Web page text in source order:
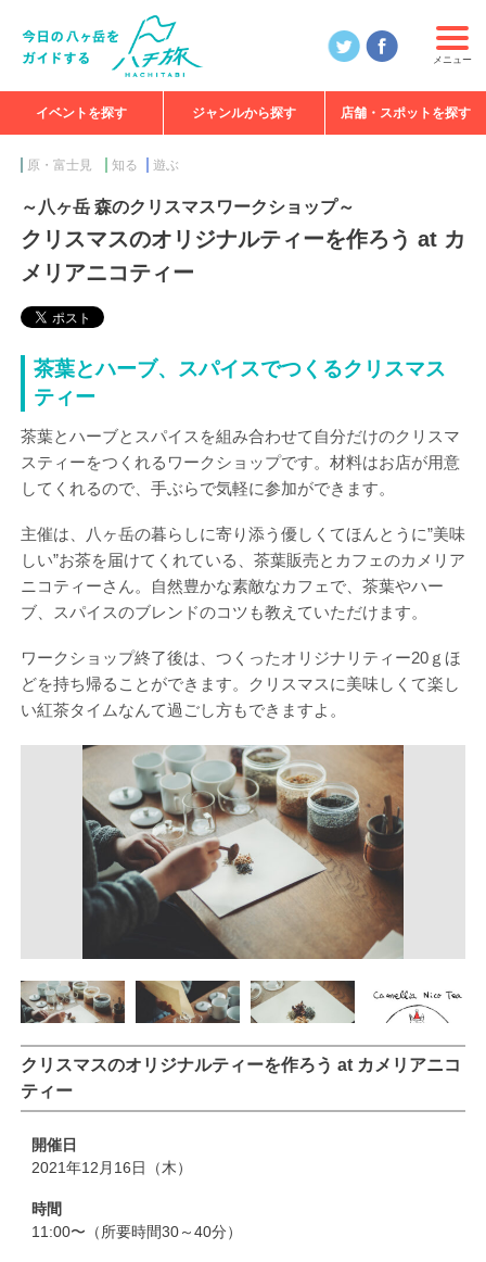
メニュー
イベントを探す ジャンルから探す 店舗・スポットを探す
原・富士見 知る 遊ぶ
～八ヶ岳 森のクリスマスワークショップ～
クリスマスのオリジナルティーを作ろう at カ
メリアニコティー
茶葉とハーブ、スパイスでつくるクリスマス
ティー
茶葉とハーブとスパイスを組み合わせて自分だけのクリスマ
スティーをつくれるワークショップです。材料はお店が用意
してくれるので、手ぶらで気軽に参加ができます。
主催は、八ヶ岳の暮らしに寄り添う優しくてほんとうに”美味
しい”お茶を届けてくれている、茶葉販売とカフェのカメリア
ニコティーさん。自然豊かな素敵なカフェで、茶葉やハー
ブ、スパイスのブレンドのコツも教えていただけます。
ワークショップ終了後は、つくったオリジナリティー20ｇほ
どを持ち帰ることができます。クリスマスに美味しくて楽し
い紅茶タイムなんて過ごし方もできますよ。
クリスマスのオリジナルティーを作ろう at カメリアニコ
ティー
開催日
2021年12月16日（木）
時間
11:00〜（所要時間30～40分）